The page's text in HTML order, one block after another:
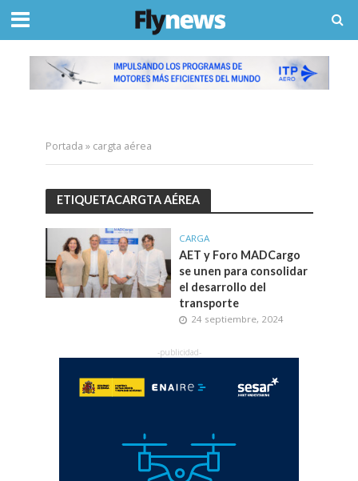
Portada » cargta aérea
ETIQUETACARGTA AÉREA
CARGA
AET y Foro MADCargo
se unen para consolidar
el desarrollo del
transporte
24 septiembre, 2024